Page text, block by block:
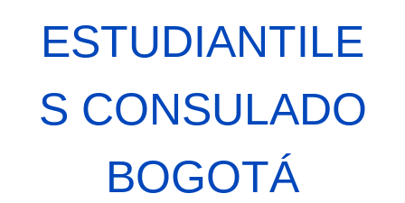
ESTUDIANTILE
S CONSULADO
BOGOTÁ